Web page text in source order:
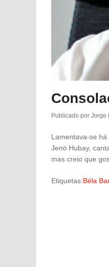
Publicado por Jorge
Lamentava-se
Jenö Hubay,
mas creio que
Etiquetas:Béla